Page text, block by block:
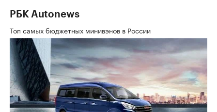
РБК Autonews
Топ самых бюджетных минивэнов в России